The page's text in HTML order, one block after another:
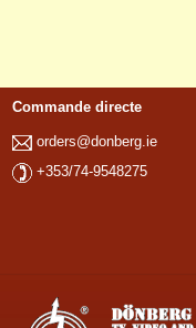
Commande directe
orders@donberg.ie
+353/74-9548275